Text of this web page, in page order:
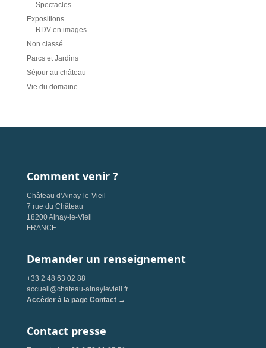
Spectacles
Expositions
RDV en images
Non classé
Parcs et Jardins
Séjour au château
Vie du domaine
Comment venir ?
Château d’Ainay-le-Vieil
7 rue du Château
18200 Ainay-le-Vieil
FRANCE
Demander un renseignement
+33 2 48 63 02 88
accueil@chateau-ainaylevieil.fr
Accéder à la page Contact →
Contact presse